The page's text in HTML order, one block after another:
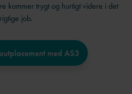
kommer trygt og hurtigt videre i det
rigtige job.
med AS3